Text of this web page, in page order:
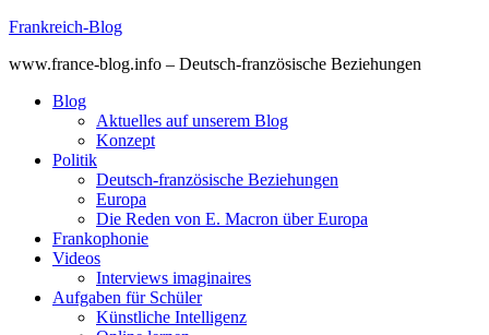
Skip
content
Frankreich-Blog
www.france-blog.info – Deutsch-französische Beziehungen
Blog
Aktuelles auf unserem Blog
Konzept
Politik
Deutsch-französische Beziehungen
Europa
Die Reden von E. Macron über Europa
Frankophonie
Videos
Interviews imaginaires
Aufgaben für Schüler
Künstliche Intelligenz